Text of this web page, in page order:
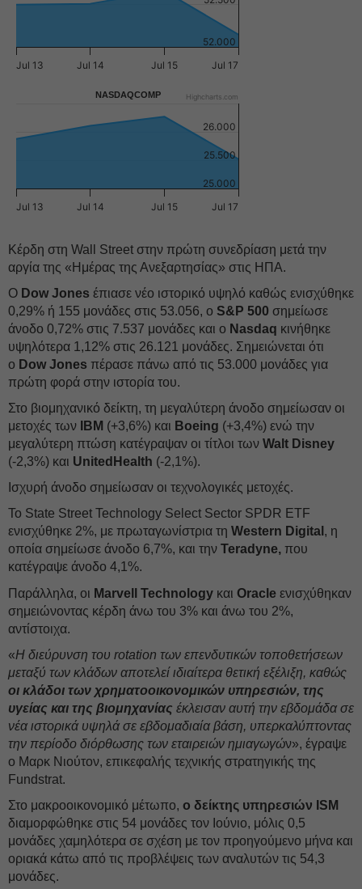
Jul 13 Jul 14 Jul 15 Jul 17
52.000
NASDAQCOMP
Jul 13 Jul 14 Jul 15 Jul 17
25.000
25.500
26.000
Highcharts.com
Κέρδη στη Wall Street στην πρώτη συνεδρίαση μετά την
αργία της «Ημέρας της Ανεξαρτησίας» στις ΗΠΑ.
Ο Dow Jones έπιασε νέο ιστορικό υψηλό καθώς ενισχύθηκε
0,29% ή 155 μονάδες στις 53.056, ο S&P 500 σημείωσε
άνοδο 0,72% στις 7.537 μονάδες και o Nasdaq κινήθηκε
υψηλότερα 1,12% στις 26.121 μονάδες. Σημειώνεται ότι
ο Dow Jones πέρασε πάνω από τις 53.000 μονάδες για
πρώτη φορά στην ιστορία του.
Στο βιομηχανικό δείκτη, τη μεγαλύτερη άνοδο σημείωσαν οι
μετοχές των
IBM (+3,6%) και Boeing (+3,4%) ενώ την
μεγαλύτερη πτώση κατέγραψαν οι τίτλοι των Walt Disney
(-2,3%) και UnitedHealth (-2,1%).
Ισχυρή άνοδο σημείωσαν οι τεχνολογικές μετοχές.
Το State Street Technology Select Sector SPDR ETF
ενισχύθηκε 2%, με πρωταγωνίστρια τη Western Digital , η
οποία σημείωσε άνοδο 6,7%, και την Teradyne, που
κατέγραψε άνοδο 4,1%.
Παράλληλα, οι Marvell Technology και Oracle ενισχύθηκαν
σημειώνοντας κέρδη άνω του 3% και άνω του 2%,
αντίστοιχα.
«Η διεύρυνση του rotation των επενδυτικών τοποθετήσεων
μεταξύ των κλάδων αποτελεί ιδιαίτερα θετική εξέλιξη, καθώς
οι κλάδοι των χρηματοοικονομικών υπηρεσιών, της
υγείας και της βιομηχανίας έκλεισαν αυτή την εβδομάδα σε
νέα ιστορικά υψηλά σε εβδομαδιαία βάση, υπερκαλύπτοντας
την περίοδο διόρθωσης των εταιρειών ημιαγωγών», έγραψε
ο Μαρκ Νιούτον, επικεφαλής τεχνικής στρατηγικής της
Fundstrat.
Στο μακροοικονομικό μέτωπο, ο δείκτης υπηρεσιών ISM
διαμορφώθηκε στις 54 μονάδες τον Ιούνιο, μόλις 0,5
μονάδες χαμηλότερα σε σχέση με τον προηγούμενο μήνα και
οριακά κάτω από τις προβλέψεις των αναλυτών τις 54,3
μονάδες.